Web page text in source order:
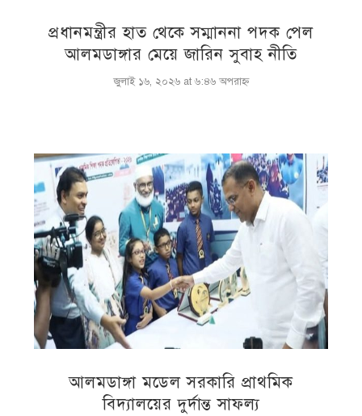
প্রধানমন্ত্রীর হাত থেকে সম্মাননা পদক পেল
আলমডাঙ্গার মেয়ে জারিন সুবাহ নীতি
জুলাই ১৬, ২০২৬ at ৬:৪৬ অপরাহ্ণ
আলমডাঙ্গা মডেল সরকারি প্রাথমিক
বিদ্যালয়ের দুর্দান্ত সাফল্য